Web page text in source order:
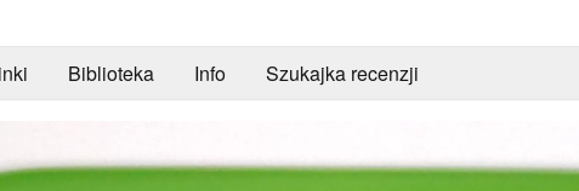
Biblioteka Info Szukajka recenzji